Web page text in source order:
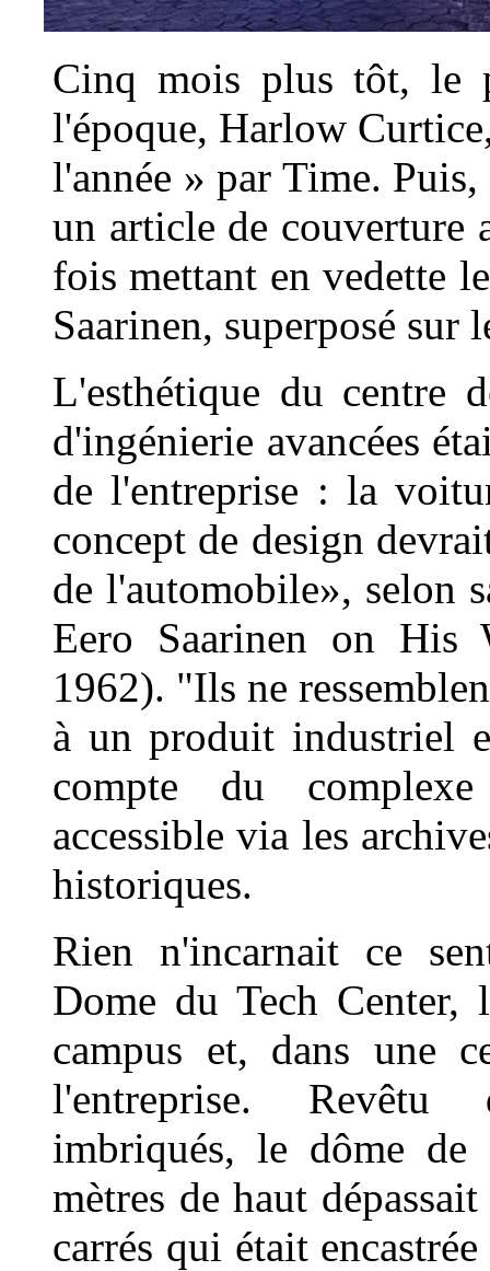
Cinq mois plus tôt, le
l'époque, Harlow
l'année » par Time.
un article de couverture
fois mettant en vedette
Saarinen, superposé sur
L'esthétique du centre
d'ingénierie avancées
de l'entreprise : la
concept de design
de l'automobile», selon
Eero Saarinen on His
1962). "Ils ne
à un produit industriel
compte du
accessible via les
historiques.
Rien n'incarnait ce
Dome du Tech
campus et, dans une
l'entreprise. Revêtu
imbriqués, le dôme
mètres de haut
carrés qui était